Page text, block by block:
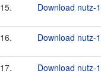
15. Download nutz-
16. Download nutz-
17. Download nutz-